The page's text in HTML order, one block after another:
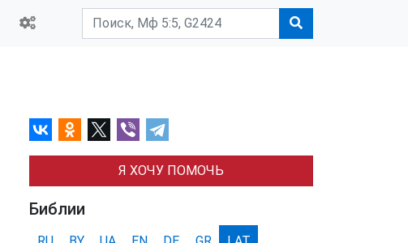
Я ХОЧУ ПОМОЧЬ
Библии